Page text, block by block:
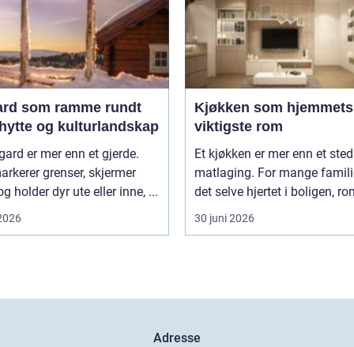
som ramme rundt
og kulturlandskap
er mer enn et gjerde.
grenser, skjermer
holder dyr ute eller inne, ...
Kjøkken som hjemmets
viktigste rom
Et kjøkken er mer enn et
matlaging. For mange
det selve hjertet i boligen,
30 juni 2026
Adresse